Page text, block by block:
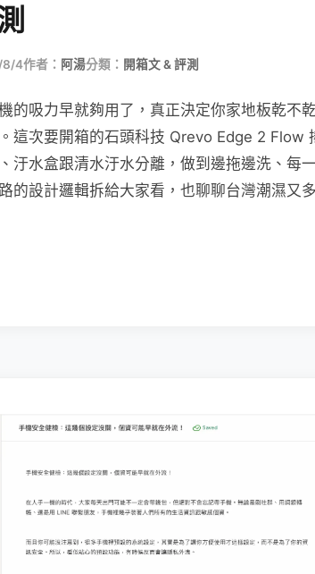
8/4作者： 阿湯分類： 開箱文 & 評測
的吸力早就夠用了，真正決定你家地板乾不
這次要開箱的石頭科技 Qrevo Edge 2 Flow
汙水盒跟清水汙水分離，做到邊拖邊洗、每
的設計邏輯拆給大家看，也聊聊台灣潮濕又